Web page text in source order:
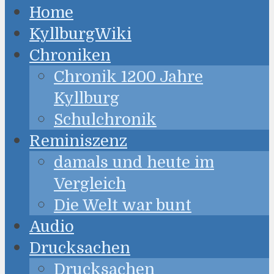
Home
KyllburgWiki
Chroniken
Chronik 1200 Jahre
Kyllburg
Schulchronik
Reminiszenz
damals und heute im
Vergleich
Die Welt war bunt
Audio
Drucksachen
Drucksachen